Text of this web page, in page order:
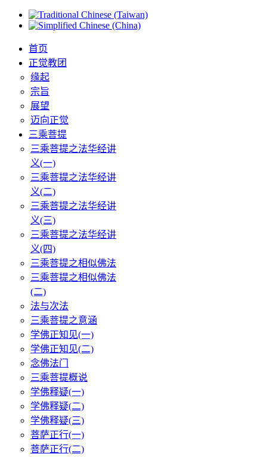
首页
正觉教团
缘起
宗旨
展望
迈向正觉
三乘菩提
三乘菩提之法华经讲
义(一)
三乘菩提之法华经讲
义(二)
三乘菩提之法华经讲
义(三)
三乘菩提之法华经讲
义(四)
三乘菩提之相似佛法
三乘菩提之相似佛法
(二)
法与次法
三乘菩提之意涵
学佛正知见(一)
学佛正知见(二)
念佛法门
三乘菩提概说
学佛释疑(一)
学佛释疑(二)
学佛释疑(三)
菩萨正行(一)
菩萨正行(二)